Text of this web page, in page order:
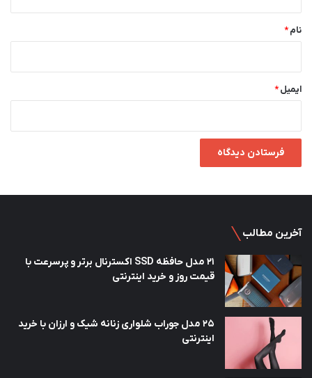
نام*
ایمیل*
آخرین مطالب
21 مدل حافظه SSD اکسترنال برتر و پرسرعت با
قیمت روز و خرید اینترنتی
25 مدل جوراب شلواری زنانه شیک و ارزان با خرید
اینترنتی